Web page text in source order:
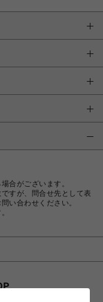
合がございます。
すが、問合せ先として表
い合わせください。